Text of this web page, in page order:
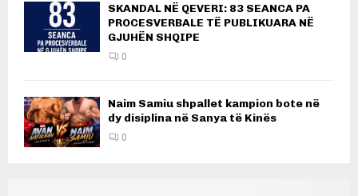
SKANDAL NË QEVERI: 83 SEANCA PA
PROCESVERBALE TË PUBLIKUARA NË
GJUHËN SHQIPE
0
Naim Samiu shpallet kampion bote në
dy disiplina në Sanya të Kinës
0